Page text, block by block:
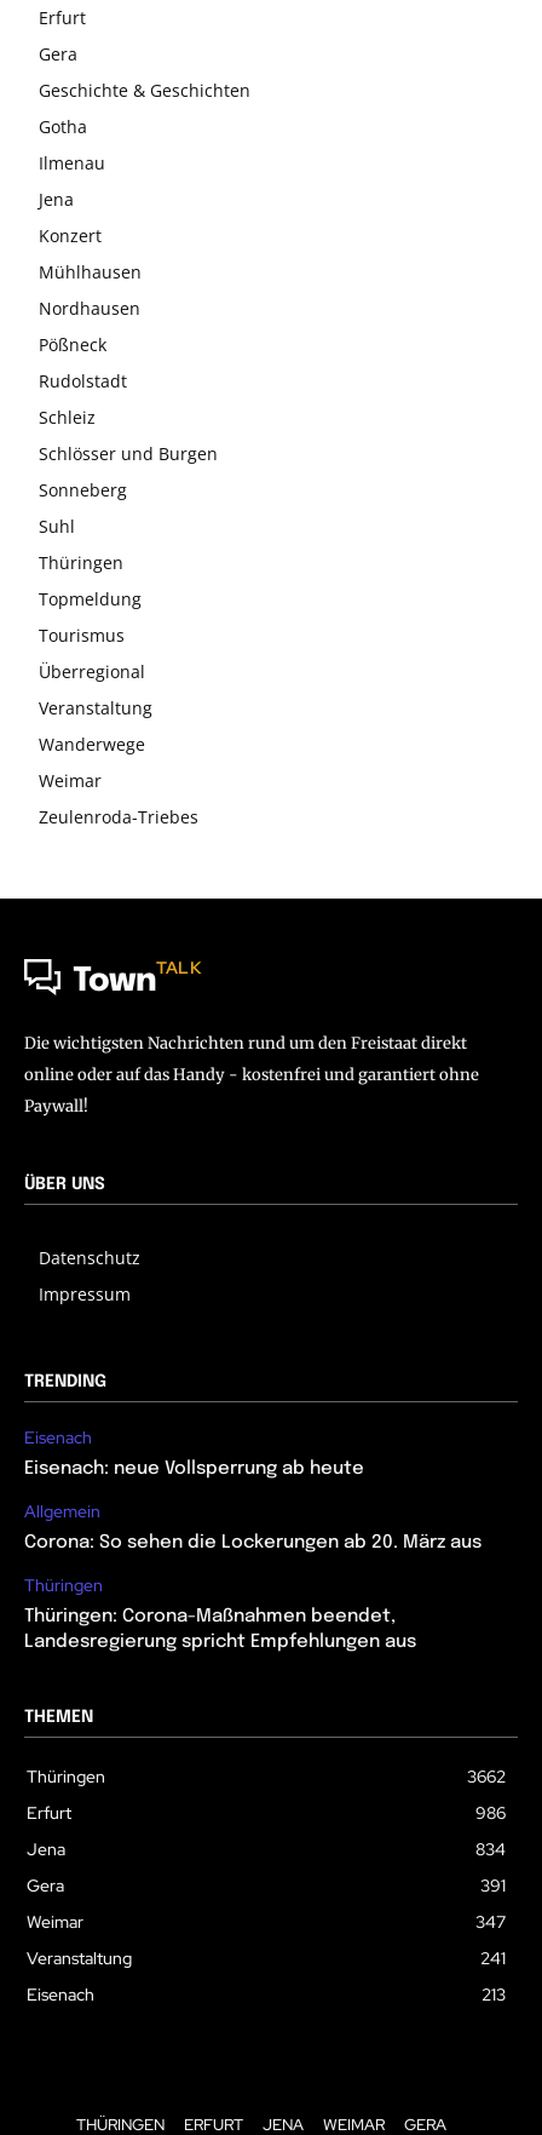
Erfurt
Gera
Geschichte & Geschichten
Gotha
Ilmenau
Jena
Konzert
Mühlhausen
Nordhausen
Pößneck
Rudolstadt
Schleiz
Schlösser und Burgen
Sonneberg
Suhl
Thüringen
Topmeldung
Tourismus
Überregional
Veranstaltung
Wanderwege
Weimar
Zeulenroda-Triebes
TownTALK
Die wichtigsten Nachrichten rund um den Freistaat direkt
online oder auf das Handy - kostenfrei und garantiert ohne
Paywall!
ÜBER UNS
Datenschutz
Impressum
TRENDING
Eisenach
Eisenach: neue Vollsperrung ab heute
Allgemein
Corona: So sehen die Lockerungen ab 20. März aus
Thüringen
Thüringen: Corona-Maßnahmen beendet,
Landesregierung spricht Empfehlungen aus
THEMEN
Thüringen
3662
Erfurt
986
Jena
834
Gera
391
Weimar
347
Veranstaltung
241
Eisenach
213
THÜRINGEN ERFURT JENA WEIMAR GERA